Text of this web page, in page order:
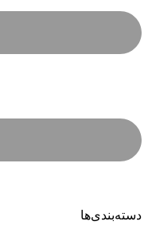
دسته‌بندی‌ها